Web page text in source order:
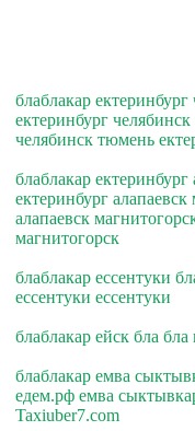
блаблакар
ектеринбург
челябинск тюмень
блаблакар
ектеринбург
алапаевск
магнитогорск
блаблакар ессентуки
ессентуки ессентуки
блаблакар ейск бла
блаблакар емва
едем.рф емва
Taxiuber7.com